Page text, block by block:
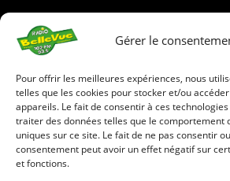
Gérer le
Pour offrir les meilleures expériences, nous
telles que les cookies pour stocker et/ou
appareils. Le fait de consentir à ces
traiter des données telles que le comportement
uniques sur ce site. Le fait de ne pas consentir
consentement peut avoir un effet négatif sur
et fonctions.
Mentions Légales
Déclaration de confidentialité
Politique de cookies
03 29 57 37 74
radiobellevue@wanadoo.fr
9, avenue Léopold Humbert, 88490